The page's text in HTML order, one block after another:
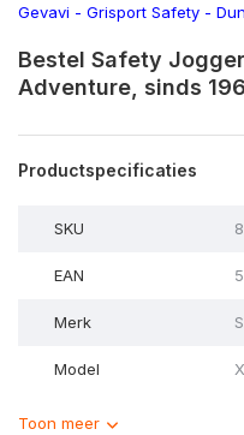
Gevavi - Grisport Safety -
Bestel Safety
Adventure, sinds
Productspecificaties
SKU
EAN
Merk
Model
Toon meer